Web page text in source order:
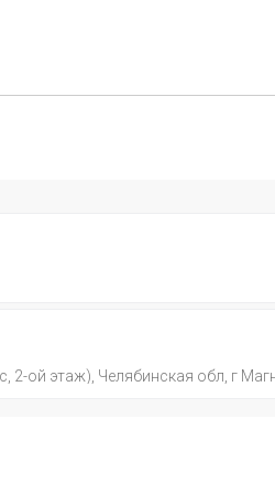
2-ой этаж), Челябинская обл, г